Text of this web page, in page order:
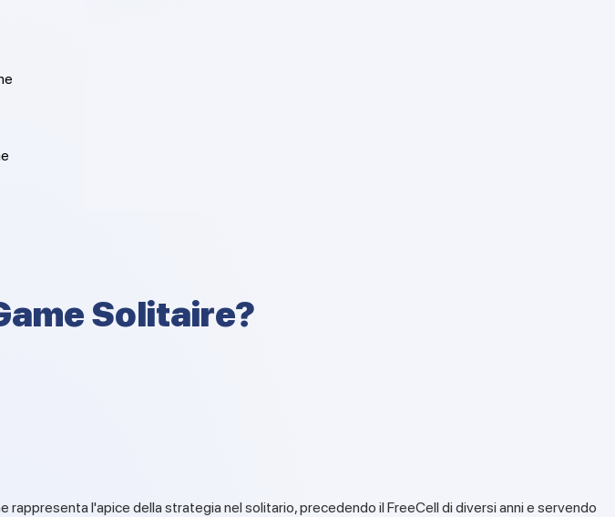
Solitaire?
rappresenta l'apice della strategia nel solitario, precedendo il FreeCell di diversi anni e servendo